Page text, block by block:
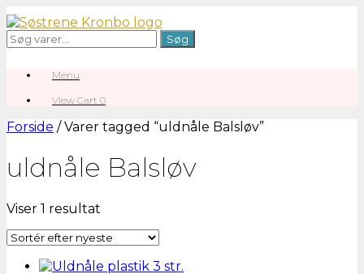
Gå
til
indhold
Søg
efter:
Søg
Menu
View
cart
View Cart 0
Forside / Varer tagged “uldnåle Balsløv”
uldnåle Balsløv
Viser 1 resultat